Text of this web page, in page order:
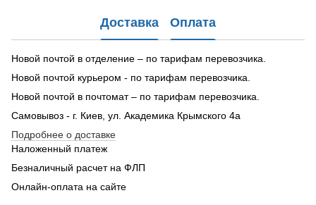
Доставка Оплата
Новой почтой в отделение – по тарифам перевозчика.
Новой почтой курьером - по тарифам перевозчика.
Новой почтой в почтомат – по тарифам перевозчика.
Самовывоз - г. Киев, ул. Академика Крымского 4а
Подробнее о доставке
Наложенный платеж
Безналичный расчет на ФЛП
Онлайн-оплата на сайте